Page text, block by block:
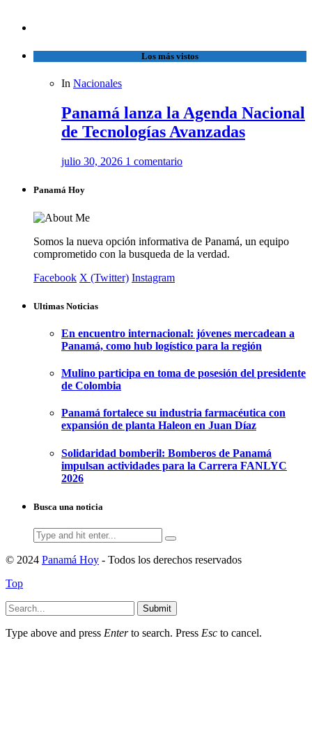
Los más vistos
In Nacionales
Panamá lanza la Agenda Nacional
de Tecnologías Avanzadas
julio 30, 2026 1 comentario
Panamá Hoy
Somos la nueva opción informativa de Panamá, un equipo
comprometido con la busqueda de la verdad.
Facebook X (Twitter) Instagram
Ultimas Noticias
En encuentro internacional: jóvenes mercadean a
Panamá, como hub logístico para la región
Mulino participa en toma de posesión del presidente
de Colombia
Panamá fortalece su industria farmacéutica con
expansión de planta Haleon en Juan Díaz
Solidaridad bomberil: Bomberos de Panamá
impulsan actividades para la Carrera FANLYC
2026
Busca una noticia
Search
for:
© 2024 Panamá Hoy - Todos los derechos reservados
Top
Submit
Type above and press Enterto search. Press Esc to cancel.